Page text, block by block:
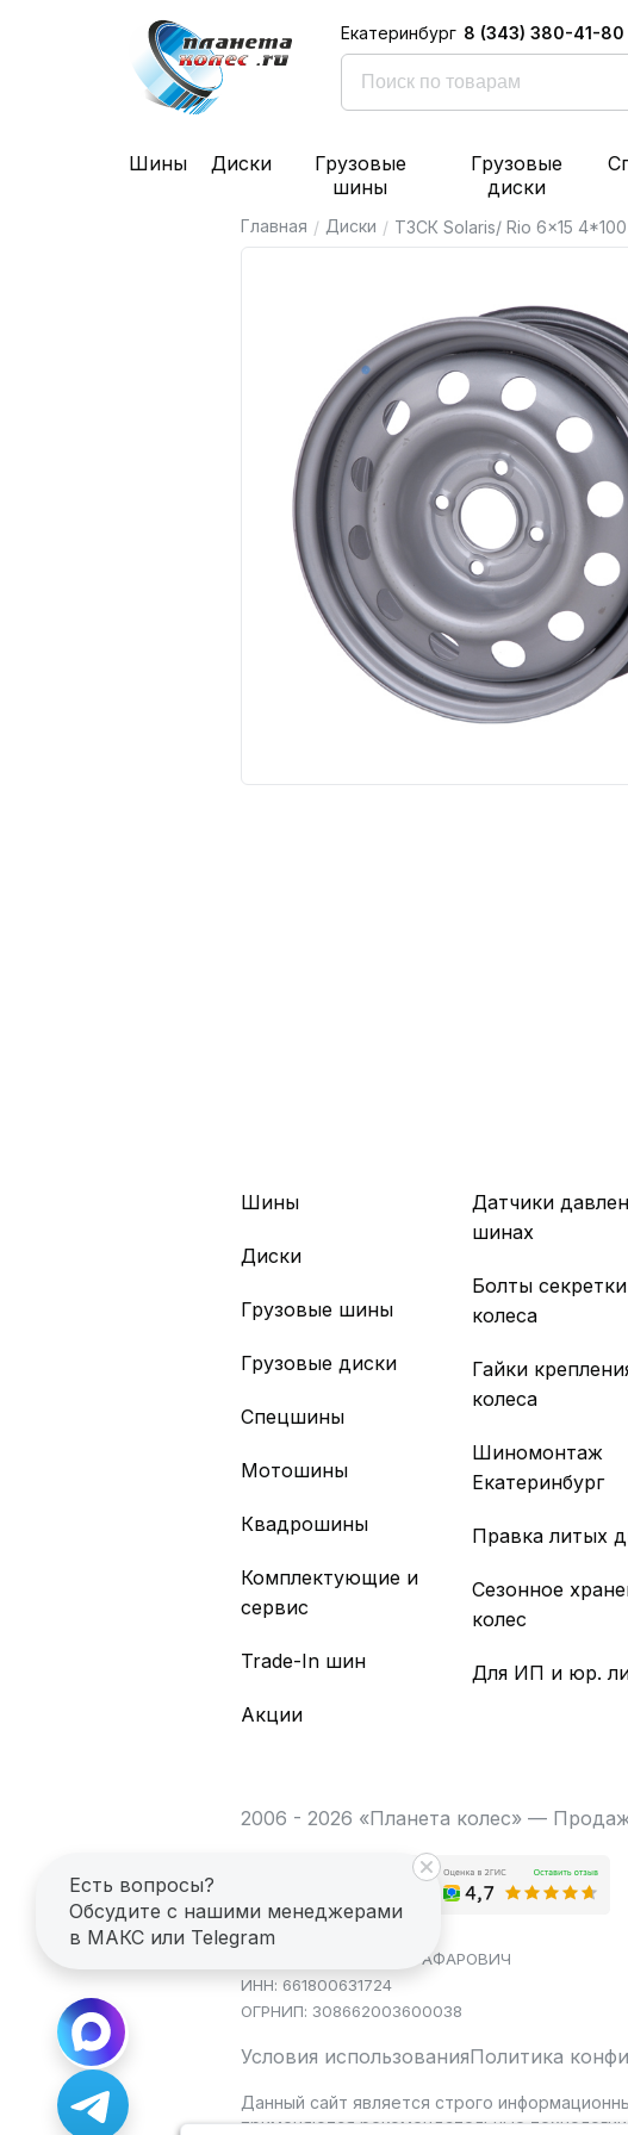
Екатеринбург 8 (343) 380-41-80
Шины Диски
Грузовые
шины
Грузовые
диски
Главная / Диски / ТЗСК Solaris/ Rio 6x15
Шины
Диски
Грузовые шины
Грузовые диски
Спецшины
Мотошины
Квадрошины
Комплектующие и
сервис
Trade-In шин
Акции
Датчики
шинах
Болты
колеса
Гайки
колеса
Шиномонтаж
Екатеринбург
Правка литых
Сезонное
колес
Для ИП и юр.
2006 - 2026 «Планета колес» —
ИП САГДЕЕВ ДИНАР ЯГАФАРОВИЧ
ИНН: 661800631724
ОГРНИП: 308662003600038
Условия использованияПолитика
Данный сайт является строго
применяются рекомендательные
Есть вопросы?
Обсудите с нашими менеджерами
в МАКС или Telegram